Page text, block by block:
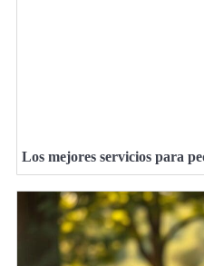
Los mejores servicios para